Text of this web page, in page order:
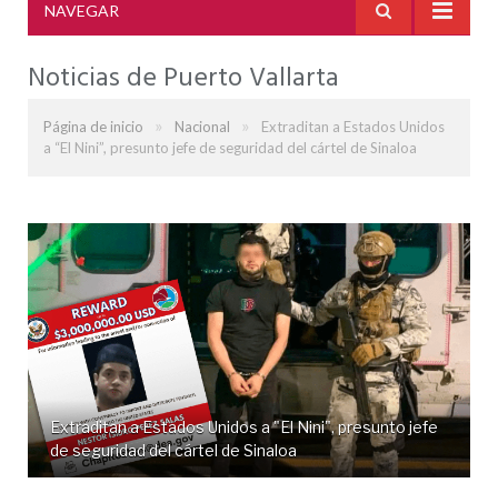
NAVEGAR
Noticias de Puerto Vallarta
Página de inicio » Nacional »
Extraditan a Estados Unidos
a “El Nini”, presunto jefe de seguridad del cártel de Sinaloa
Extraditan a Estados Unidos a "El Nini", presunto jefe
de seguridad del cártel de Sinaloa